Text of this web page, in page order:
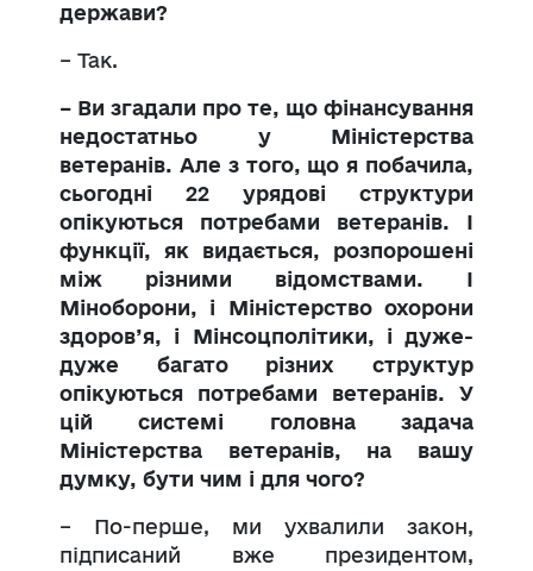
держави?
– Так.
– Ви згадали про те, що фінансування
недостатньо у Міністерства
ветеранів. Але з того, що я побачила,
сьогодні 22 урядові структури
опікуються потребами ветеранів. І
функції, як видається, розпорошені
між різними відомствами. І
Міноборони, і Міністерство охорони
здоров’я, і Мінсоцполітики, і дуже-
дуже багато різних структур
опікуються потребами ветеранів. У
цій системі головна задача
Міністерства ветеранів, на вашу
думку, бути чим і для чого?
– По-перше, ми ухвалили закон,
підписаний вже президентом,